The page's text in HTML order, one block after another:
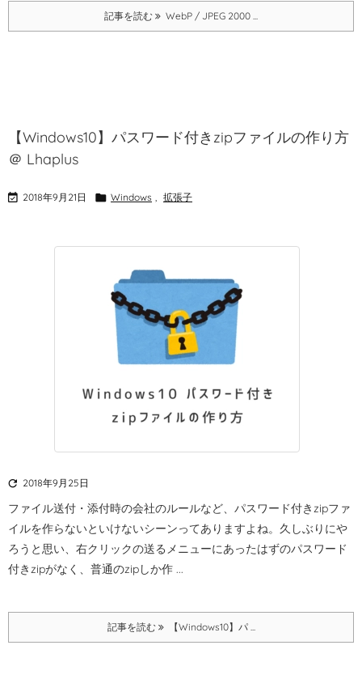
記事を読む WebP / JPEG 2000 ...
【Windows10】パスワード付きzipファイルの作り方
＠ Lhaplus
 2018年9月21日  Windows , 拡張子
 2018年9月25日
ファイル送付・添付時の会社のルールなど、パスワード付きzipファ
イルを作らないといけないシーンってありますよね。 久しぶりにや
ろうと思い、右クリックの送るメニューにあったはずのパスワード
付きzipがなく、普通のzipしか作 ...
記事を読む 【Windows10】パ ...